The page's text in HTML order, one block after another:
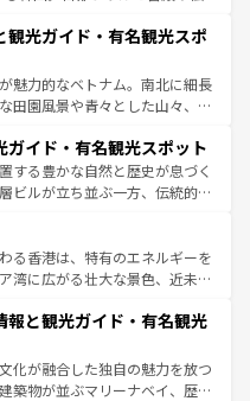
ツなど、バラエティ豊かな料理
季折々の自然美を楽しむことが
焼肉、絶品のストリートフード
が待っている。夜には、韓国な
能できる。あたたかいホスピタ
てほしい。 なお、新着の韓国情報はコンテンツ一
観光ガイド・有名観光スポ
魅力的なベトナム。南北に細長
田園風景や青々とした山々、世
づく。ハノイの古い町並みやホ
時代の建物も、独特の雰囲気を
ラエティの豊かさとおいしさで
、ベトナムコーヒーなどは、ぜ
地域を訪れてもあたたかい人々
で、きっと忘れられない旅にな
ガイド・有名観光スポット
する豊かな自然と歴史が息づく
ビルが立ち並ぶ一方、伝統的な
部ではチェンマイなどの山岳地
ではプーケットやクラビの美し
楽しむことができる。タイ料理
で、どの季節にも異なる楽しみ
いタイの人々、仏教を中心とし
資源が、訪れる旅人を魅了し続
情報はコンテンツ一覧を参照して
る香港は、特有のエネルギーを
湾に広がる壮大な景色、近未来
るはず。観光スポットが密集し
を回れるのも魅力。息をのむよ
まで、香港を存分に楽しみ尽く
情報はコンテンツ一覧を参照して
報と観光ガイド・有名観光
化が融合した独自の魅力を放つ
築物が並ぶマリーナベイ、歴史